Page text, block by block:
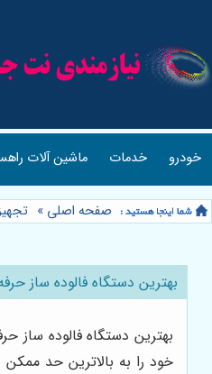
خودرو خدمات ماشین آلات
صفحه اصلی »
بهترین دستگاه فالوده ساز
بهترین دستگاه فالوده
خود را به بالاترین حد